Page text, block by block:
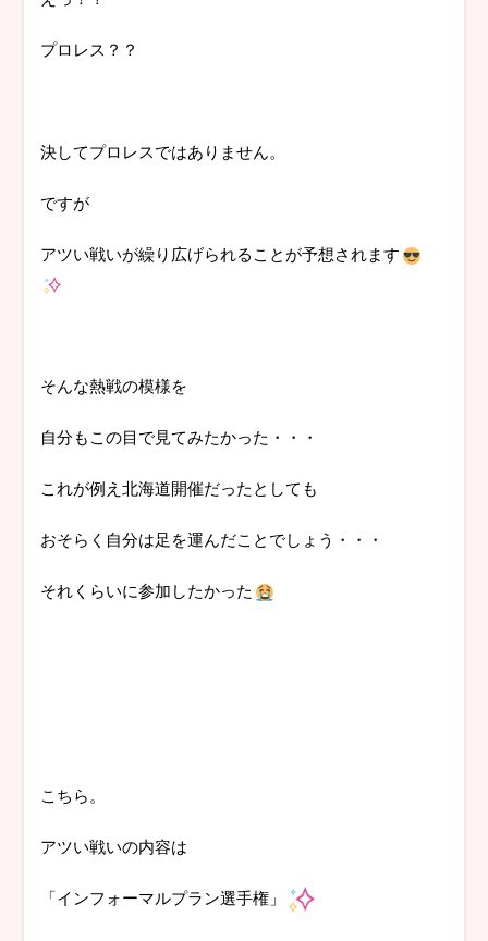
プロレス？？
決してプロレスではありません。
ですが
アツい戦いが繰り広げられることが予想されます
そんな熱戦の模様を
自分もこの目で見てみたかった・・・
これが例え北海道開催だったとしても
おそらく自分は足を運んだことでしょう・・・
それくらいに参加したかった
こちら。
アツい戦いの内容は
「インフォーマルプラン選手権」